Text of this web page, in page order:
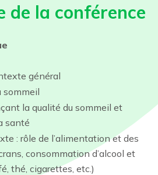
de la conférence
général
sommeil
la qualité du sommeil et
santé
: rôle de l’alimentation et des
consommation d’alcool et
thé, cigarettes, etc.)